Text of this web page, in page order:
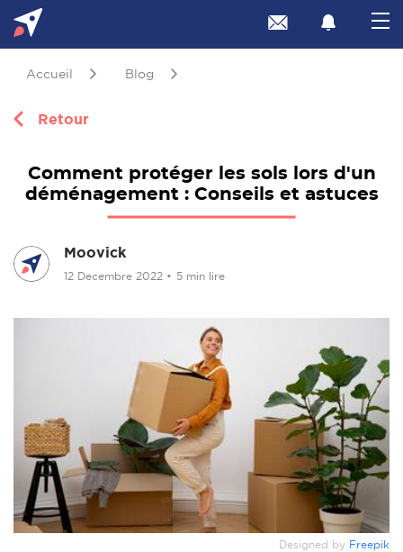
Accueil Blog
Retour
Comment protéger les sols lors d'un
déménagement : Conseils et astuces
Moovick
12 Decembre 2022 • 5 min lire
Designed by Freepik